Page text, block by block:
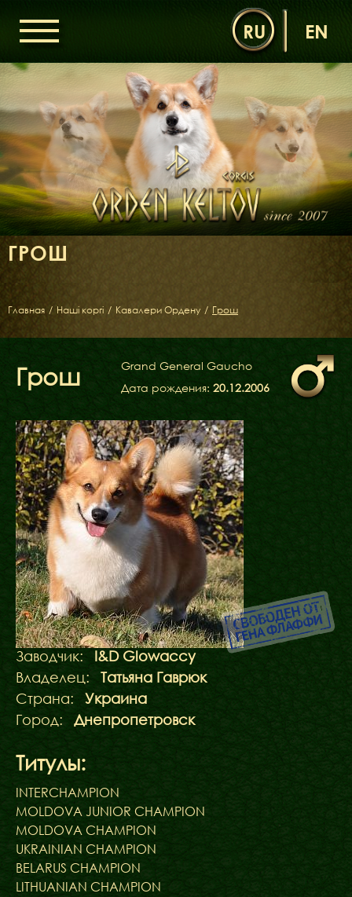
ГРОШ
Главная / Наші коргі / Кавалери Ордену / Грош
Грош
Grand General Gaucho
Дата рождения: 20.12.2006
Заводчик:
I&D Glowaccy
Владелец:
Татьяна Гаврюк
Страна:
Украина
Город:
Днепропетровск
Титулы:
INTERCHAMPION
MOLDOVA JUNIOR CHAMPION
MOLDOVA CHAMPION
UKRAINIAN CHAMPION
BELARUS CHAMPION
LITHUANIAN CHAMPION
RU EN
ОРДЕН КЕЛЬТІВ
НОВИНИ
ДИТЯЧА КІМНАТА
КОНТАКТИ
НАШІ КОРГІ
ДАМИ ОРДЕНУ
КАВАЛЕРИ ОРДЕНУ
ДИТЯЧА КІМНАТА
БІБЛІОТЕКА
МІФИ
БЛОГ